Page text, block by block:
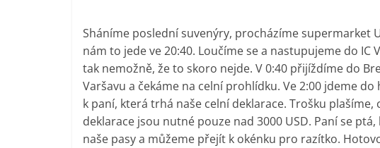
Sháníme poslední suvenýry, procházíme supermarket
nám to jede ve 20:40. Loučíme se a nastupujeme do IC
tak nemožně, že to skoro nejde. V 0:40 přijíždíme do
Varšavu a čekáme na celní prohlídku. Ve 2:00 jdeme
k paní, která trhá naše celní deklarace. Trošku plašíme,
deklarace jsou nutné pouze nad 3000 USD. Paní se
naše pasy a můžeme přejít k okénku pro razítko.